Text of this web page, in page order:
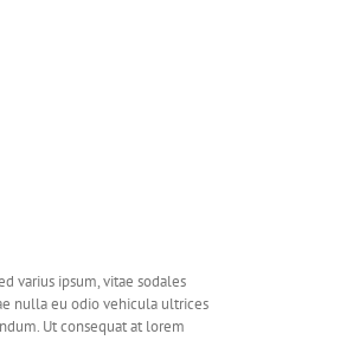
varius ipsum, vitae sodales
nulla eu odio vehicula ultrices
Ut consequat at lorem